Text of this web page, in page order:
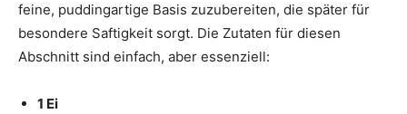
feine, puddingartige Basis zuzubereiten, die später für
besondere Saftigkeit sorgt. Die Zutaten für diesen
Abschnitt sind einfach, aber essenziell:
1 Ei